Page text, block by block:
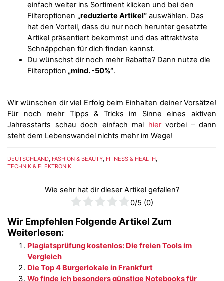
einfach weiter ins Sortiment klicken und bei den
Filteroptionen „reduzierte Artikel“ auswählen. Das
hat den Vorteil, dass du nur noch herunter gesetzte
Artikel präsentiert bekommst und das attraktivste
Schnäppchen für dich finden kannst.
Du wünschst dir noch mehr Rabatte? Dann nutze die
Filteroption „mind. -50%“.
Wir wünschen dir viel Erfolg beim Einhalten deiner Vorsätze!
Für noch mehr Tipps & Tricks im Sinne eines aktiven
Jahresstarts schau doch einfach mal hiervorbei – dann
steht dem Lebenswandel nichts mehr im Wege!
DEUTSCHLAND, FASHION & BEAUTY, FITNESS & HEALTH,
TECHNIK & ELEKTRONIK
Wie sehr hat dir dieser Artikel gefallen?
0/5 (0)
Wir Empfehlen Folgende Artikel Zum
Weiterlesen:
Plagiatsprüfung kostenlos: Die freien Tools im
Vergleich
Die Top 4 Burgerlokale in Frankfurt
Wo finde ich besonders günstige Notebooks für